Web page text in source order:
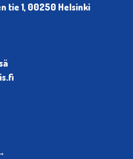
tie 1, 00250 Helsinki